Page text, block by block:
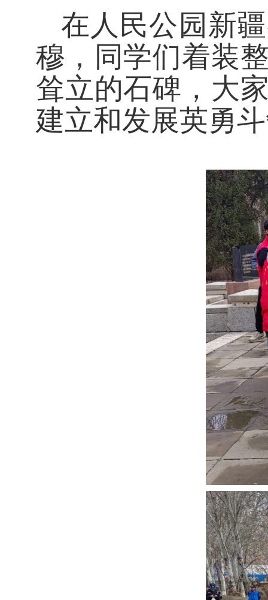
在人民公园新
穆，同学们着装
耸立的石碑，大
建立和发展英勇